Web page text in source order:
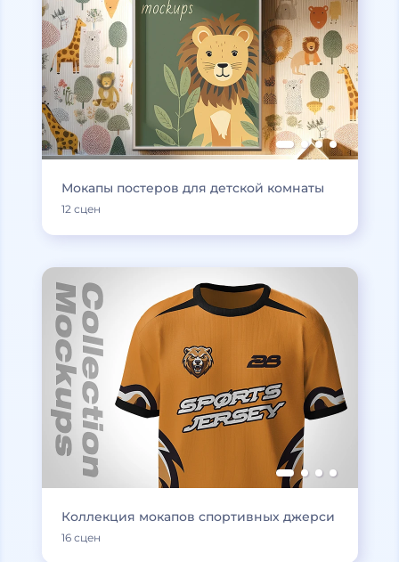
Мокапы постеров для детской комнаты
12 сцен
Коллекция мокапов спортивных джерси
16 сцен